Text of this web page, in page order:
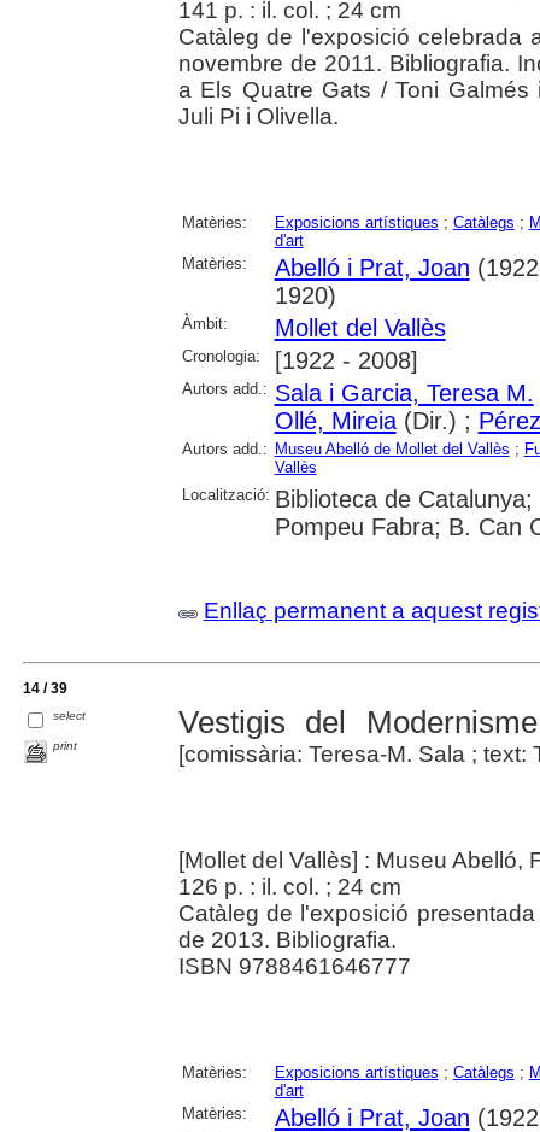
141 p. : il. col. ; 24 cm
Catàleg de l'exposició celebrada
novembre de 2011. Bibliografia.
a Els Quatre Gats / Toni
Juli Pi i Olivella.
Matèries: Exposicions artístiques ; Catàlegs ;
d'art
Matèries:
Abelló i Prat, Joan
1920)
Àmbit: Mollet del Vallès
Cronologia: [1922 - 2008]
Autors add.: Sala i Garcia, Teresa M.
Ollé, Mireia(Dir.) ;
Autors add.: Museu Abelló de Mollet del Vallès ;
Vallès
Localització: Biblioteca de
Pompeu Fabra; B. Can
Enllaç permanent a aquest
14 / 39
select
print
Vestigis del
[comissària: Teresa-M. Sala ; text:
[Mollet del Vallès] : Museu Abelló,
126 p. : il. col. ; 24 cm
Catàleg de l'exposició
de 2013. Bibliografia.
ISBN 9788461646777
Matèries: Exposicions artístiques ; Catàlegs ;
d'art
Matèries:
Abelló i Prat, Joan